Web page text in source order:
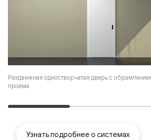
Раздвижная одностворчатая дверь с
проёма
Узнать подробнее о системах